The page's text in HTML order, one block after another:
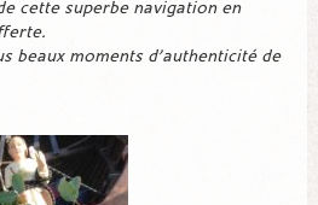
cette superbe navigation en
beaux moments d’authenticité de